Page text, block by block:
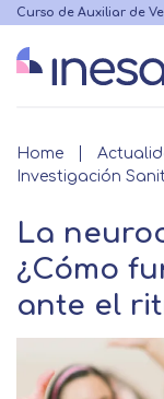
Menú
destacado
Curso de Auxiliar de
Breadcrumb
Home
Investigación
La
¿Cómo
ante el